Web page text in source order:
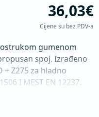
36,03€
Cijene su bez PDV-a
gumenom
spoj. Izrađeno
Z275 za hladno
I MEST EN 12237.